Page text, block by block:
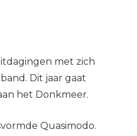
met zich
Dit jaar gaat
het Donkmeer.
Quasimodo.